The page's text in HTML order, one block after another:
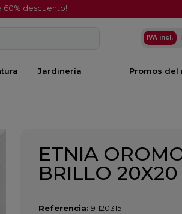
60% descuento!
IVA incl.
Jardinería Promos del
ETNIA
BRILLO 20X20
Referencia: 91120315